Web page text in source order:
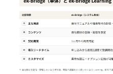
ゼロデイ防御
インターネット接続不要